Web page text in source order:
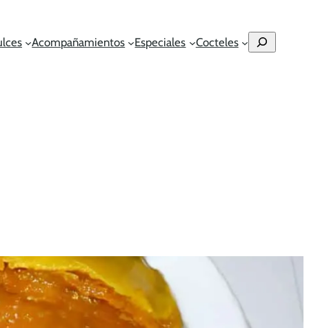
Acompañamientos Especiales Cocteles Buscar